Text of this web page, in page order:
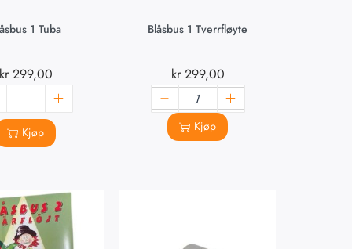
1 Tuba
299,00
Kjøp
Blåsbus 1 Tverrfløyte
kr299,00
Kjøp